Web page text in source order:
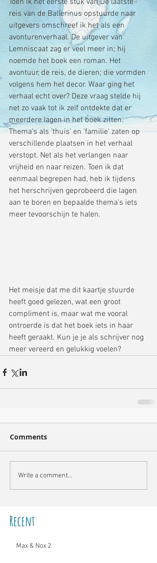
Recent
Toen ik het eerste stuk van De laatste
reis van de Ballerinus opstuurde naar
uitgevers omschreef ik het als een
avonturenverhaal. De uitgever van
Lemniscaat zag er veel meer in; hij
noemde het boek een roman. Het
avontuur, de reis, de dieren; die vormden
volgens hem het decor. Waar ging het
verhaal echt over? Deze vraag stelde hij
net zo vaak tot ik zelf ontdekte dat er
meerdere lagen in het boek zitten.
Thema's als 'thuis' en 'familie' zaten op
verschillende plaatsen in het verhaal
verstopt. Net als het verlangen naar
vrijheid en naar reizen. Toen ik dat
eenmaal begrepen had, heb ik tijdens
het herschrijven geprobeerd die lagen
aan te boren en bepaalde thema's iets
meer tevoorschijn te halen.
Het meisje dat me dit kaartje stuurde
heeft goed gelezen, wat een groot
compliment is, maar wat me vooral
ontroerde is dat het boek iets in haar
heeft geraakt. Kun je je als schrijver nog
meer vereerd en gelukkig voelen?
Comments
Write a comment...
Max & Nox 2